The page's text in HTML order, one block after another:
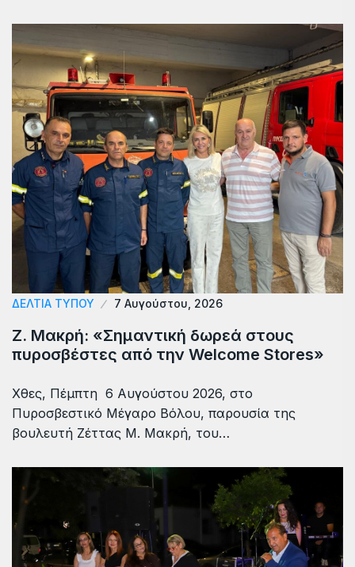
ΔΕΛΤΙΑ ΤΥΠΟΥ 7 Αυγούστου, 2026
Ζ. Μακρή: «Σημαντική δωρεά στους
πυροσβέστες από την Welcome Stores»
Χθες, Πέμπτη 6 Αυγούστου 2026, στο
Πυροσβεστικό Μέγαρο Βόλου, παρουσία της
βουλευτή Ζέττας Μ. Μακρή, του…